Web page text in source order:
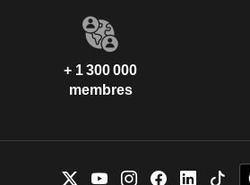
+ 1 300 000
membres